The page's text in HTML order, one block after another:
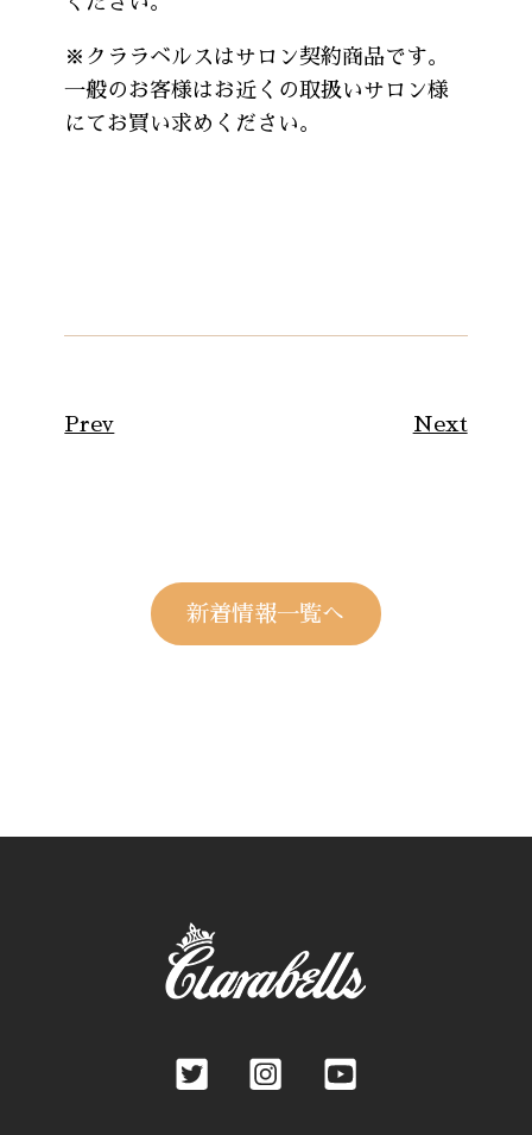
※クララベルスはサロン契約商品です。
一般のお客様はお近くの取扱いサロン様
にてお買い求めください。
Prev Next
新着情報一覧へ